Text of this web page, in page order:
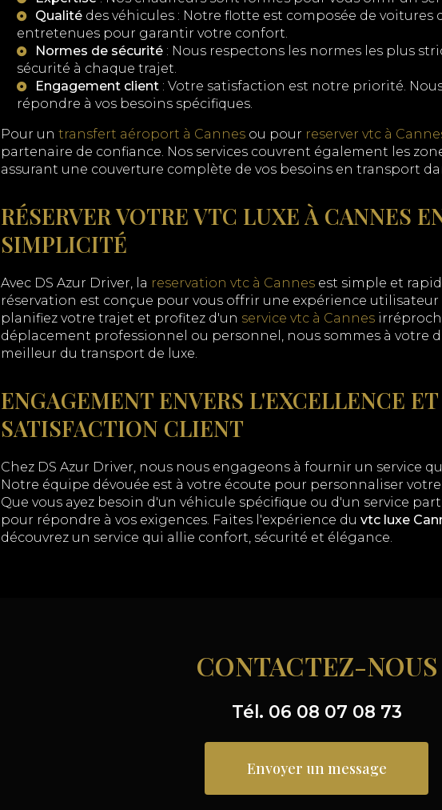
Qualité des véhicules : Notre flotte est composée de voitures
entretenues pour garantir votre confort.
Normes de sécurité : Nous respectons les normes les plus
sécurité à chaque trajet.
Engagement client : Votre satisfaction est notre priorité.
répondre à vos besoins spécifiques.
Pour un transfert aéroport à Cannes ou pour reserver vtc à
partenaire de confiance. Nos services couvrent également les
assurant une couverture complète de vos besoins en transport
RÉSERVER VOTRE VTC LUXE À CANNES
SIMPLICITÉ
Avec DS Azur Driver, la reservation vtc à Cannes est simple et
réservation est conçue pour vous offrir une expérience utilisateur
planifiez votre trajet et profitez d'un service vtc à Cannes
déplacement professionnel ou personnel, nous sommes à votre
meilleur du transport de luxe.
ENGAGEMENT ENVERS L'EXCELLENCE
SATISFACTION CLIENT
Chez DS Azur Driver, nous nous engageons à fournir un service
Notre équipe dévouée est à votre écoute pour personnaliser
Que vous ayez besoin d'un véhicule spécifique ou d'un service
pour répondre à vos exigences. Faites l'expérience du vtc luxe
découvrez un service qui allie confort, sécurité et élégance.
CONTACTEZ-NOUS
Tél. 06 08 07 08 73
Envoyer un message